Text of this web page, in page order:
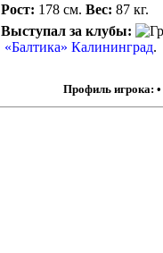
Рост: 178 см. Вес: 87 кг.
Выступал за клубы:
«Балтика» Калининград.
Профиль игрока: •